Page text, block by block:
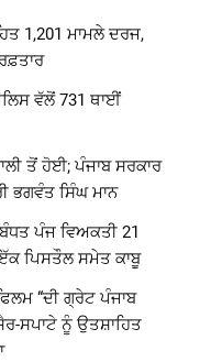
1,201 ਮਾਮਲੇ ਦਰਜ,
ਵੱਲੋਂ 731 ਥਾਈਂ
ਤੋਂ ਹੋਈ; ਪੰਜਾਬ ਸਰਕਾਰ
ਭਗਵੰਤ ਸਿੰਘ ਮਾਨ
ਪੰਜ ਵਿਅਕਤੀ 21
ਪਿਸਤੌਲ ਸਮੇਤ ਕਾਬੂ
“ਦੀ ਗ੍ਰੇਟ ਪੰਜਾਬ
ਸਪਾਟੇ ਨੂੰ ਉਤਸ਼ਾਹਿਤ